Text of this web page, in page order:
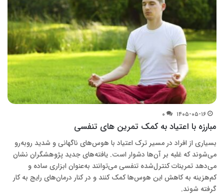
۱۴۰۵-۰۵-۱۶ ۰
مبارزه با اعتیاد به کمک تمرین های تنفسی
بسیاری از افراد در مسیر ترک اعتیاد با هوس‌های ناگهانی و شدید روبه‌رو
می‌شوند که غلبه بر آن‌ها دشوار است. یافته‌های جدید پژوهشگران نشان
می‌دهد تمرینات کنترل‌شده تنفسی می‌توانند به‌عنوان ابزاری ساده و
کم‌هزینه به کاهش این هوس‌ها کمک کنند و در کنار درمان‌های رایج به کار
گرفته شوند.